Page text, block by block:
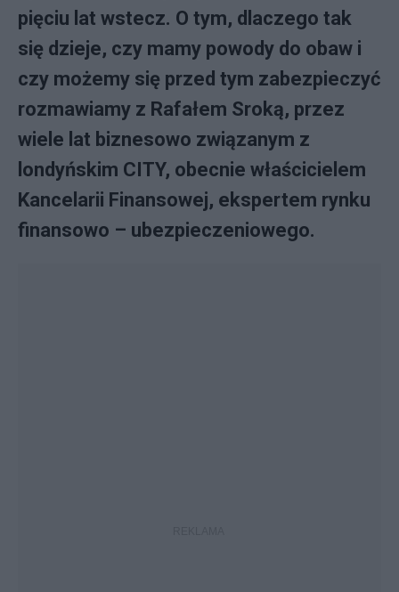
pięciu lat wstecz. O tym, dlaczego tak
się dzieje, czy mamy powody do obaw i
czy możemy się przed tym zabezpieczyć
rozmawiamy z Rafałem Sroką, przez
wiele lat biznesowo związanym z
londyńskim CITY, obecnie właścicielem
Kancelarii Finansowej, ekspertem rynku
finansowo – ubezpieczeniowego.